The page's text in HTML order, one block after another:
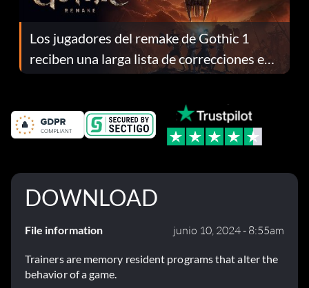
Los jugadores del remake de Gothic 1
reciben una larga lista de correcciones en
el parche 1.0.4
DOWNLOAD
File information junio 10, 2024 - 8:55am
Trainers are memory resident programs that alter the
behavior of a game.